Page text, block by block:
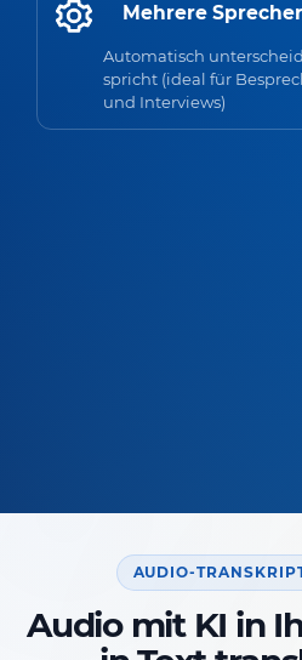
Mehrere
Automatisch
spricht (ideal für
und Interviews)
AUDIO-
Audio mit KI in